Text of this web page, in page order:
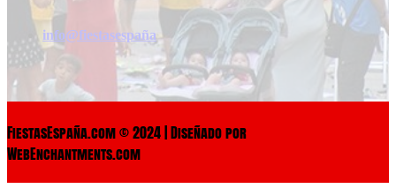
info@fiestasespaña
FiestasEspaña.com © 2024 | Diseñado por
WebEnchantments.com